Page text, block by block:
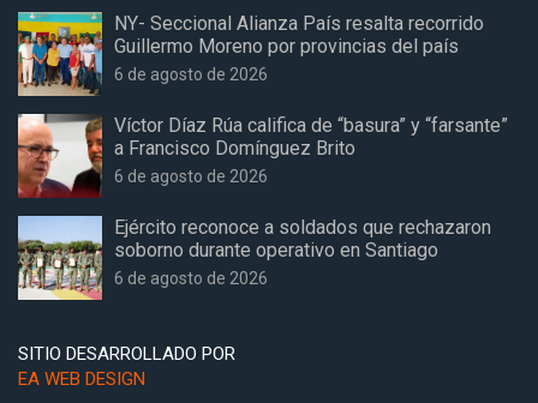
NY- Seccional Alianza País resalta recorrido
Guillermo Moreno por provincias del país
6 de agosto de 2026
Víctor Díaz Rúa califica de “basura” y “farsante”
a Francisco Domínguez Brito
6 de agosto de 2026
Ejército reconoce a soldados que rechazaron
soborno durante operativo en Santiago
6 de agosto de 2026
SITIO DESARROLLADO POR
EA WEB DESIGN